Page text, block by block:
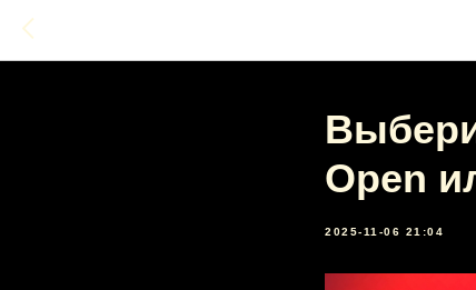
Open
2025-11-06 21:04